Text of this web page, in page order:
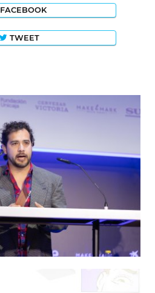
FACEBOOK
TWEET